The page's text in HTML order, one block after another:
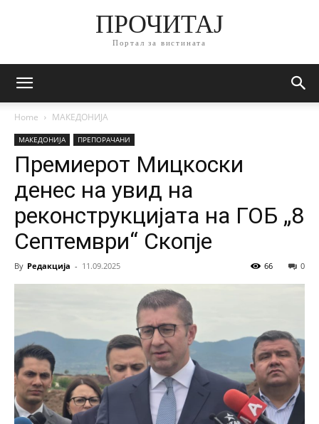
ПРОЧИТАЈ
Портал за вистината
Home МАКЕДОНИЈА
МАКЕДОНИЈА ПРЕПОРАЧАНИ
Премиерот Мицкоски
денес на увид на
реконструкцијата на ГОБ „8
Септември“ Скопје
By Редакција - 11.09.2025 0
66